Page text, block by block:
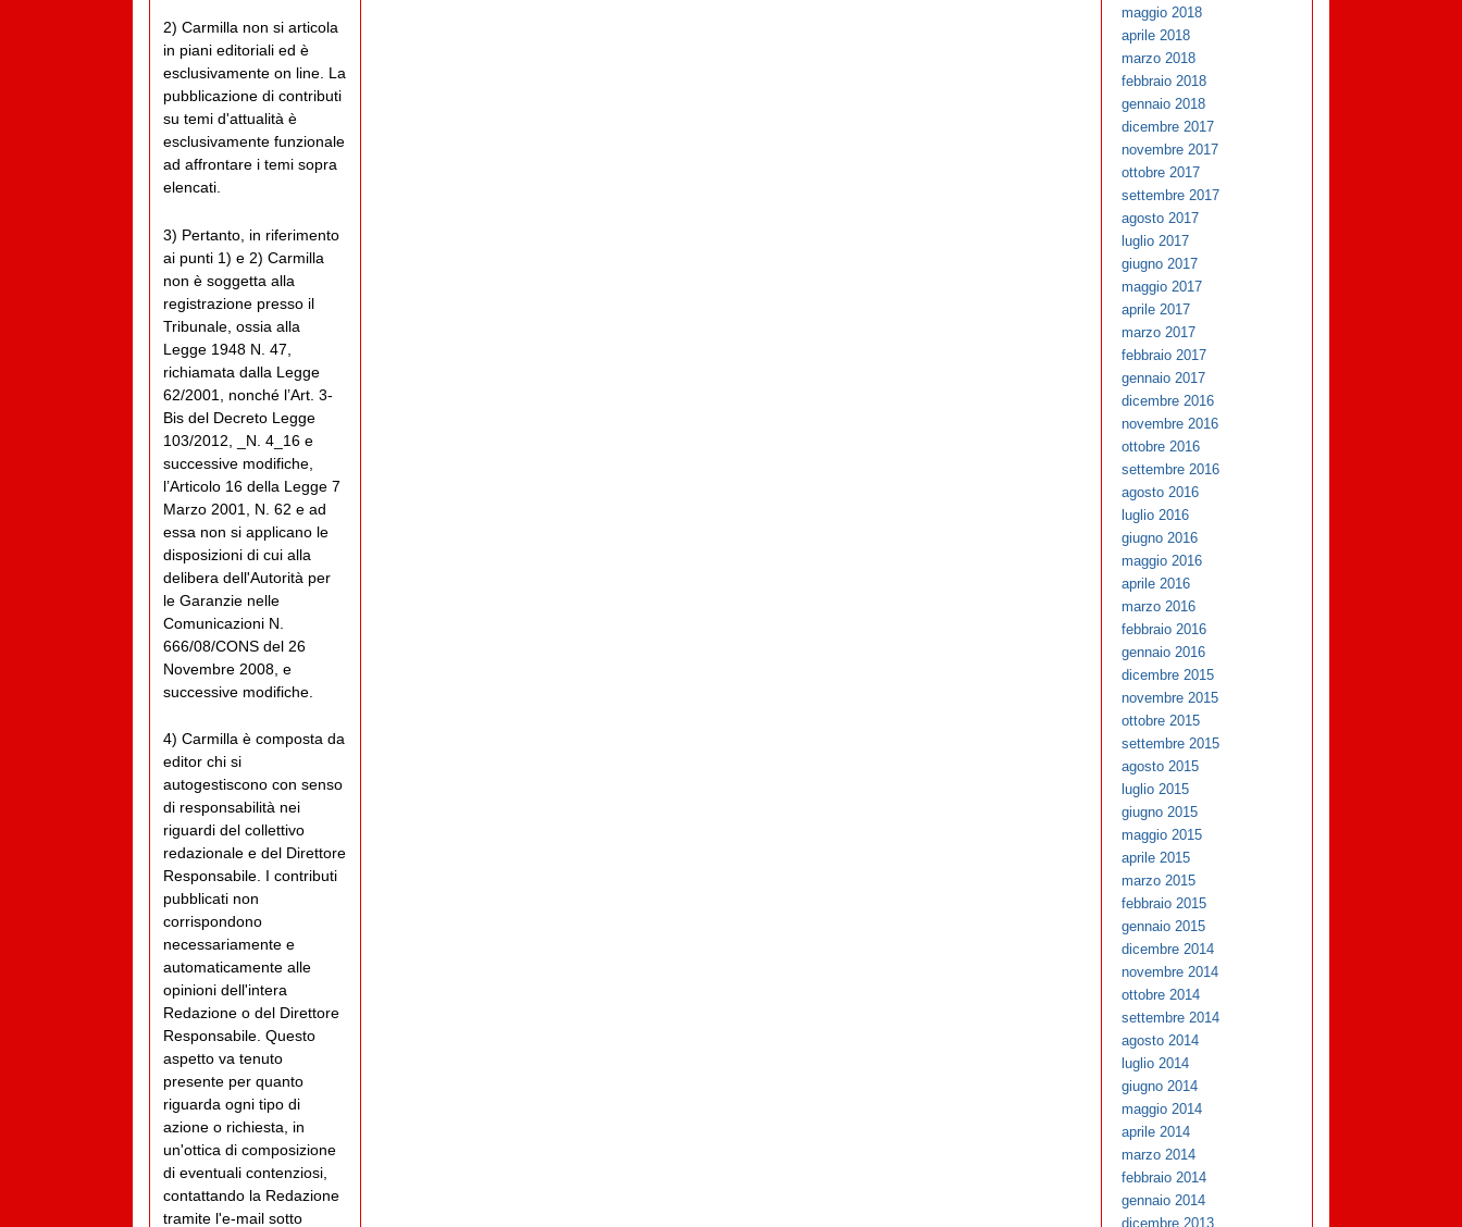
2) Carmilla non si articola
in piani editoriali ed è
esclusivamente on line. La
pubblicazione di contributi
su temi d'attualità è
esclusivamente funzionale
ad affrontare i temi sopra
elencati.
3) Pertanto, in riferimento
ai punti 1) e 2) Carmilla
non è soggetta alla
registrazione presso il
Tribunale, ossia alla
Legge 1948 N. 47,
richiamata dalla Legge
62/2001, nonché l’Art. 3-
Bis del Decreto Legge
103/2012, _N. 4_16 e
successive modifiche,
l’Articolo 16 della Legge 7
Marzo 2001, N. 62 e ad
essa non si applicano le
disposizioni di cui alla
delibera dell'Autorità per
le Garanzie nelle
Comunicazioni N.
666/08/CONS del 26
Novembre 2008, e
successive modifiche.
4) Carmilla è composta da
editor chi si
autogestiscono con senso
di responsabilità nei
riguardi del collettivo
redazionale e del Direttore
Responsabile. I contributi
pubblicati non
corrispondono
necessariamente e
automaticamente alle
opinioni dell'intera
Redazione o del Direttore
Responsabile. Questo
aspetto va tenuto
presente per quanto
riguarda ogni tipo di
azione o richiesta, in
un'ottica di composizione
di eventuali contenziosi,
contattando la Redazione
tramite l'e-mail sotto
maggio 2018
aprile 2018
marzo 2018
febbraio 2018
gennaio 2018
dicembre 2017
novembre 2017
ottobre 2017
settembre 2017
agosto 2017
luglio 2017
giugno 2017
maggio 2017
aprile 2017
marzo 2017
febbraio 2017
gennaio 2017
dicembre 2016
novembre 2016
ottobre 2016
settembre 2016
agosto 2016
luglio 2016
giugno 2016
maggio 2016
aprile 2016
marzo 2016
febbraio 2016
gennaio 2016
dicembre 2015
novembre 2015
ottobre 2015
settembre 2015
agosto 2015
luglio 2015
giugno 2015
maggio 2015
aprile 2015
marzo 2015
febbraio 2015
gennaio 2015
dicembre 2014
novembre 2014
ottobre 2014
settembre 2014
agosto 2014
luglio 2014
giugno 2014
maggio 2014
aprile 2014
marzo 2014
febbraio 2014
gennaio 2014
dicembre 2013